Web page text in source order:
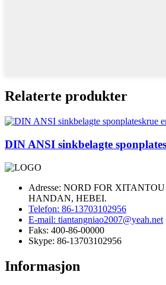
Relaterte produkter
DIN ANSI sinkbelagte
Adresse: NORD FOR
HANDAN, HEBEI.
Telefon: 86-13703102956
E-mail: tiantangniao2007@yeah.net
Faks: 400-86-00000
Skype: 86-13703102956
Informasjon